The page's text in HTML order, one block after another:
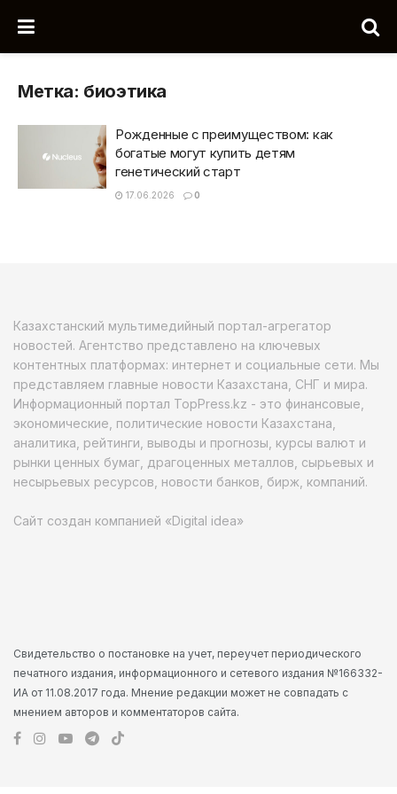
Метка: биоэтика
Рожденные с преимуществом: как
богатые могут купить детям
генетический старт
17.06.2026 0
Казахстанский мультимедийный портал-агрегатор
новостей. Агентство представлено на ключевых
контентных платформах: интернет и социальные сети. Мы
представляем главные новости Казахстана, СНГ и мира.
Информационный портал TopPress.kz - это финансовые,
экономические, политические новости Казахстана,
аналитика, рейтинги, выводы и прогнозы, курсы валют и
рынки ценных бумаг, драгоценных металлов, сырьевых и
несырьевых ресурсов, новости банков, бирж, компаний.
Сайт создан компанией «Digital idea»
Свидетельство о постановке на учет, переучет периодического
печатного издания, информационного и сетевого издания №166332-
ИА от 11.08.2017 года. Мнение редакции может не совпадать с
мнением авторов и комментаторов сайта.